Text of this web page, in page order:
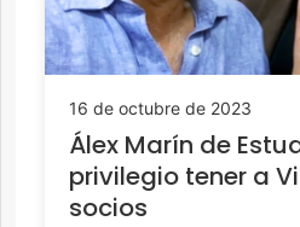
16 de octubre de 2023
Álex Marín de
privilegio tener a
socios